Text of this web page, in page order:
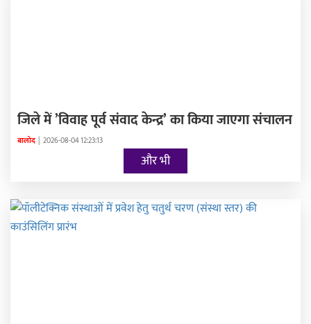
जिले में ’विवाह पूर्व संवाद केन्द्र’ का किया जाएगा संचालन
बालोद | 2026-08-04 12:23:13
और भी